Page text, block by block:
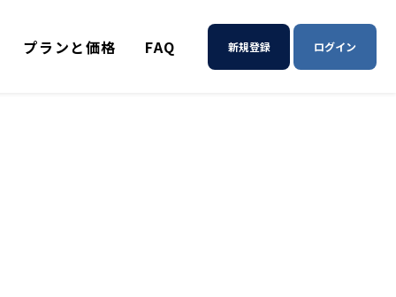
プランと価格 FAQ 新規登録 ログイン